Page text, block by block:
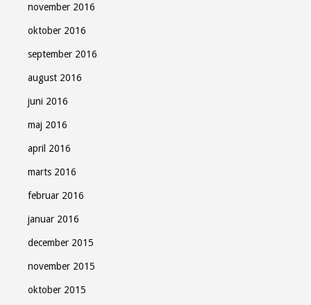
november 2016
oktober 2016
september 2016
august 2016
juni 2016
maj 2016
april 2016
marts 2016
februar 2016
januar 2016
december 2015
november 2015
oktober 2015